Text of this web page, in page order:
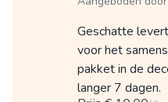
Geschatte
voor het
pakket in de
langer 7 dagen.